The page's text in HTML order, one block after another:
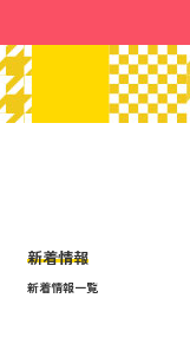
新着情報
新着情報一覧